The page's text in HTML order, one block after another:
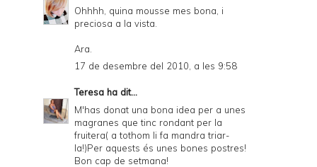
Ohhhh, quina mousse mes bona, i
preciosa a la vista.
Ara.
17 de desembre del 2010, a les 9:58
Teresa ha dit...
M'has donat una bona idea per a unes
magranes que tinc rondant per la
fruitera( a tothom li fa mandra triar-
la!)Per aquests és unes bones postres!
Bon cap de setmana!